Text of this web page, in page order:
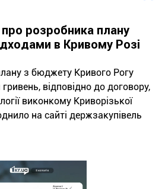
розробника плану
в Кривому Розі
з бюджету Кривого Рогу
відповідно до договору,
виконкому Криворізької
на сайті держзакупівель